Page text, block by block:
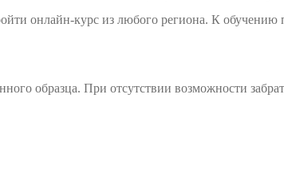
онлайн-курс из любого региона. К
образца. При отсутствии возможности